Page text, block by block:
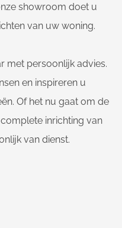
showroom doet u
van uw woning.
met persoonlijk advies.
en inspireren u
Of het nu gaat om de
inrichting van
van dienst.